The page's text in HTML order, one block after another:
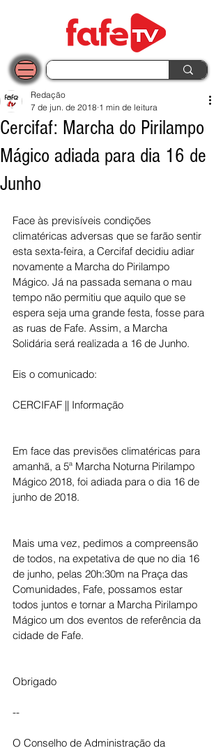
Cercifaf: Marcha do Pirilampo
Mágico adiada para dia 16 de
Junho
Redação
7 de jun. de 2018 1 min de leitura
Face às previsíveis condições
climatéricas adversas que se farão sentir
esta sexta-feira, a Cercifaf decidiu adiar
novamente a Marcha do Pirilampo
Mágico. Já na passada semana o mau
tempo não permitiu que aquilo que se
espera seja uma grande festa, fosse para
as ruas de Fafe. Assim, a Marcha
Solidária será realizada a 16 de Junho.
Eis o comunicado:
CERCIFAF || Informação
Em face das previsões climatéricas para
amanhã, a 5ª Marcha Noturna Pirilampo
Mágico 2018, foi adiada para o dia 16 de
junho de 2018.
Mais uma vez, pedimos a compreensão
de todos, na expetativa de que no dia 16
de junho, pelas 20h:30m na Praça das
Comunidades, Fafe, possamos estar
todos juntos e tornar a Marcha Pirilampo
Mágico um dos eventos de referência da
cidade de Fafe.
Obrigado
--
O Conselho de Administração da